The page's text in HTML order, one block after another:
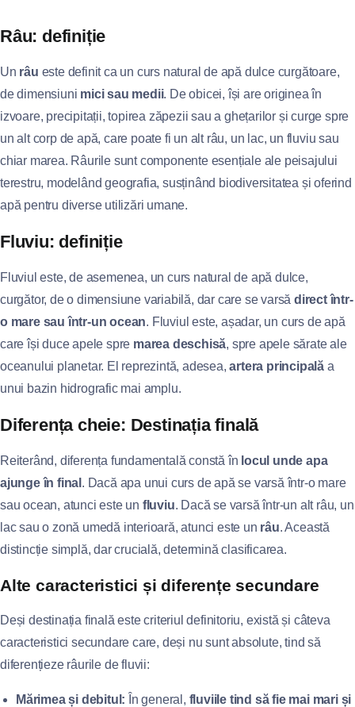
Râu: definiție
Un râu este definit ca un curs natural de apă dulce curgătoare,
de dimensiuni mici sau medii. De obicei, își are originea în
izvoare, precipitații, topirea zăpezii sau a ghețarilor și curge spre
un alt corp de apă, care poate fi un alt râu, un lac, un fluviu sau
chiar marea. Râurile sunt componente esențiale ale peisajului
terestru, modelând geografia, susținând biodiversitatea și oferind
apă pentru diverse utilizări umane.
Fluviu: definiție
Fluviul este, de asemenea, un curs natural de apă dulce,
curgător, de o dimensiune variabilă, dar care se varsă direct într-
o mare sau într-un ocean. Fluviul este, așadar, un curs de apă
care își duce apele spre marea deschisă, spre apele sărate ale
oceanului planetar. El reprezintă, adesea,artera principală a
unui bazin hidrografic mai amplu.
Diferența cheie: Destinația finală
Reiterând, diferența fundamentală constă în locul unde apa
ajunge în final . Dacă apa unui curs de apă se varsă într-o mare
sau ocean, atunci este un fluviu. Dacă se varsă într-un alt râu, un
lac sau o zonă umedă interioară, atunci este un râu. Această
distincție simplă, dar crucială, determină clasificarea.
Alte caracteristici și diferențe secundare
Deși destinația finală este criteriul definitoriu, există și câteva
caracteristici secundare care, deși nu sunt absolute, tind să
diferențieze râurile de fluvii:
Mărimea și debitul: În general, fluviile tind să fie mai mari și